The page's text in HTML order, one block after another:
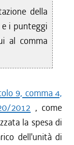
della
i punteggi
al comma
9, comma 4,
2012 , come
la spesa di
dell'unità di